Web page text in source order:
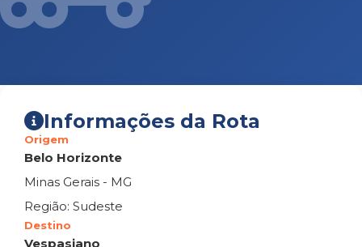
Informações da Rota
Origem
Belo Horizonte
Minas Gerais - MG
Região: Sudeste
Destino
Vespasiano